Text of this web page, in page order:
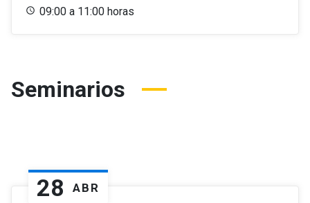
09:00 a 11:00 horas
Seminarios
28 ABR